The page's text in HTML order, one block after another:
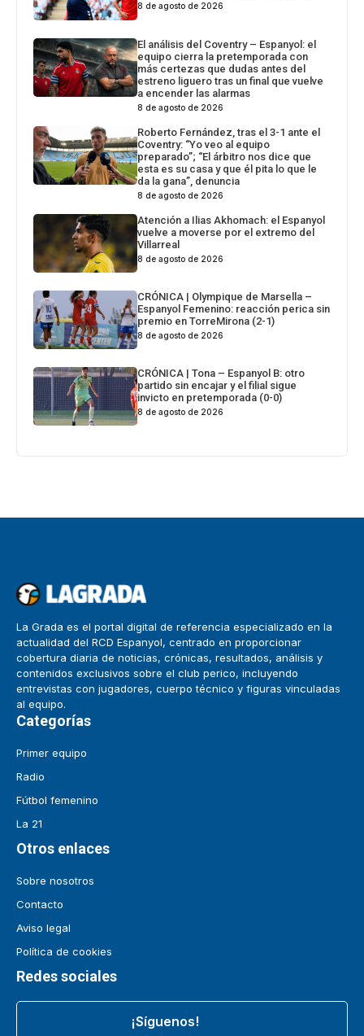
8 de agosto de 2026
El análisis del Coventry – Espanyol: el
equipo cierra la pretemporada con
más certezas que dudas antes del
estreno liguero tras un final que vuelve
a encender las alarmas
8 de agosto de 2026
Roberto Fernández, tras el 3-1 ante el
Coventry: “Yo veo al equipo
preparado”; “El árbitro nos dice que
esta es su casa y que él pita lo que le
da la gana”, denuncia
8 de agosto de 2026
Atención a Ilias Akhomach: el Espanyol
vuelve a moverse por el extremo del
Villarreal
8 de agosto de 2026
CRÓNICA | Olympique de Marsella –
Espanyol Femenino: reacción perica sin
premio en TorreMirona (2-1)
8 de agosto de 2026
CRÓNICA | Tona – Espanyol B: otro
partido sin encajar y el filial sigue
invicto en pretemporada (0-0)
8 de agosto de 2026
La Grada es el portal digital de referencia especializado en la
actualidad del RCD Espanyol, centrado en proporcionar
cobertura diaria de noticias, crónicas, resultados, análisis y
contenidos exclusivos sobre el club perico, incluyendo
entrevistas con jugadores, cuerpo técnico y figuras vinculadas
al equipo.
Categorías
Primer equipo
Radio
Fútbol femenino
La 21
Otros enlaces
Sobre nosotros
Contacto
Aviso legal
Política de cookies
Redes sociales
¡Síguenos!